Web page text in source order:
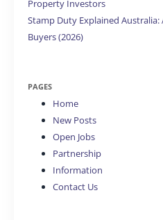
Property Investors
Stamp Duty Explained
Buyers (2026)
PAGES
Home
New Posts
Open Jobs
Partnership
Information
Contact Us